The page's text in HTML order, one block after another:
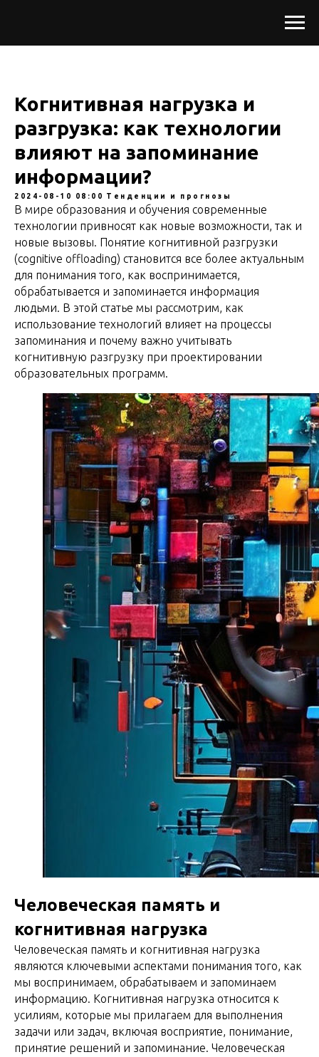
Когнитивная нагрузка и
разгрузка: как технологии
влияют на запоминание
информации?
2024-08-10 08:00 Тенденции и прогнозы
В мире образования и обучения современные
технологии привносят как новые возможности, так и
новые вызовы. Понятие когнитивной разгрузки
(cognitive offloading) становится все более актуальным
для понимания того, как воспринимается,
обрабатывается и запоминается информация
людьми. В этой статье мы рассмотрим, как
использование технологий влияет на процессы
запоминания и почему важно учитывать
когнитивную разгрузку при проектировании
образовательных программ.
Человеческая память и
когнитивная нагрузка
Человеческая память и когнитивная нагрузка
являются ключевыми аспектами понимания того, как
мы воспринимаем, обрабатываем и запоминаем
информацию. Когнитивная нагрузка относится к
усилиям, которые мы прилагаем для выполнения
задачи или задач, включая восприятие, понимание,
принятие решений и запоминание. Человеческая